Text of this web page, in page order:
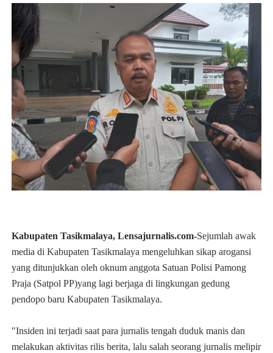
Kabupaten Tasikmalaya, Lensajurnalis.com-Sejumlah awak
media di Kabupaten Tasikmalaya mengeluhkan sikap arogansi
yang ditunjukkan oleh oknum anggota Satuan Polisi Pamong
Praja (Satpol PP)yang lagi berjaga di lingkungan gedung
pendopo baru Kabupaten Tasikmalaya.
"Insiden ini terjadi saat para jurnalis tengah duduk manis dan
melakukan aktivitas rilis berita, lalu salah seorang jurnalis melipir